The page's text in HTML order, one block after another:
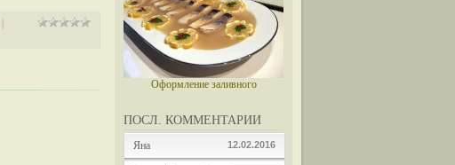
Оформление заливного
ПОСЛ. КОММЕНТАРИИ
Яна 12.02.2016